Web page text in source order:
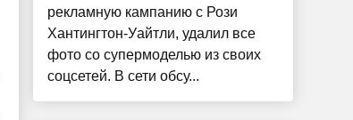
рекламную кампанию с Рози
Хантингтон-Уайтли, удалил все
фото со супермоделью из своих
соцсетей. В сети обсу...